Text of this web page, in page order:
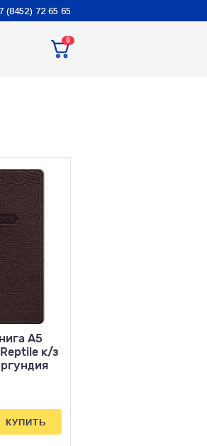
(8452) 72 65 65
0
А5
к/з
КУПИТЬ